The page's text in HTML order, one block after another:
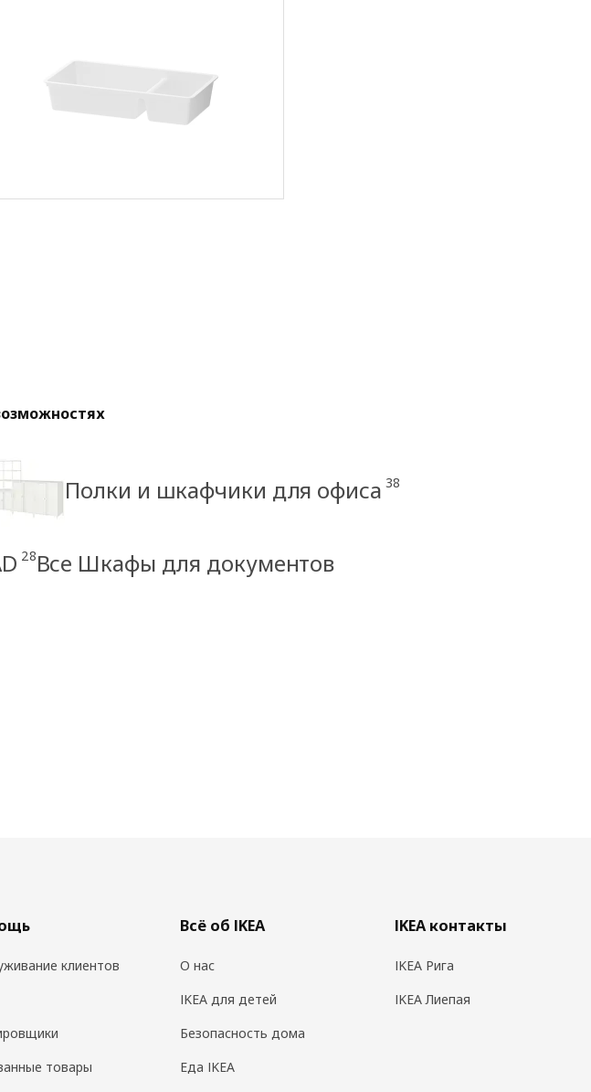
Полки и шкафчики для офиса 38
28Все Шкафы для документов
клиентов
товары
Всё об IKEA
О нас
IKEA для детей
Безопасность дома
Еда IKEA
IKEA контакты
IKEA Рига
IKEA Лиепая